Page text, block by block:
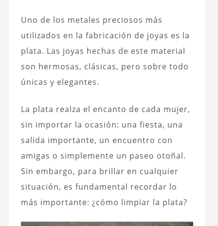
Uno de los metales preciosos más
utilizados en la fabricación de joyas es la
plata. Las joyas hechas de este material
son hermosas, clásicas, pero sobre todo
únicas y elegantes.
La plata realza el encanto de cada mujer,
sin importar la ocasión: una fiesta, una
salida importante, un encuentro con
amigas o simplemente un paseo otoñal.
Sin embargo, para brillar en cualquier
situación, es fundamental recordar lo
más importante: ¿cómo limpiar la plata?